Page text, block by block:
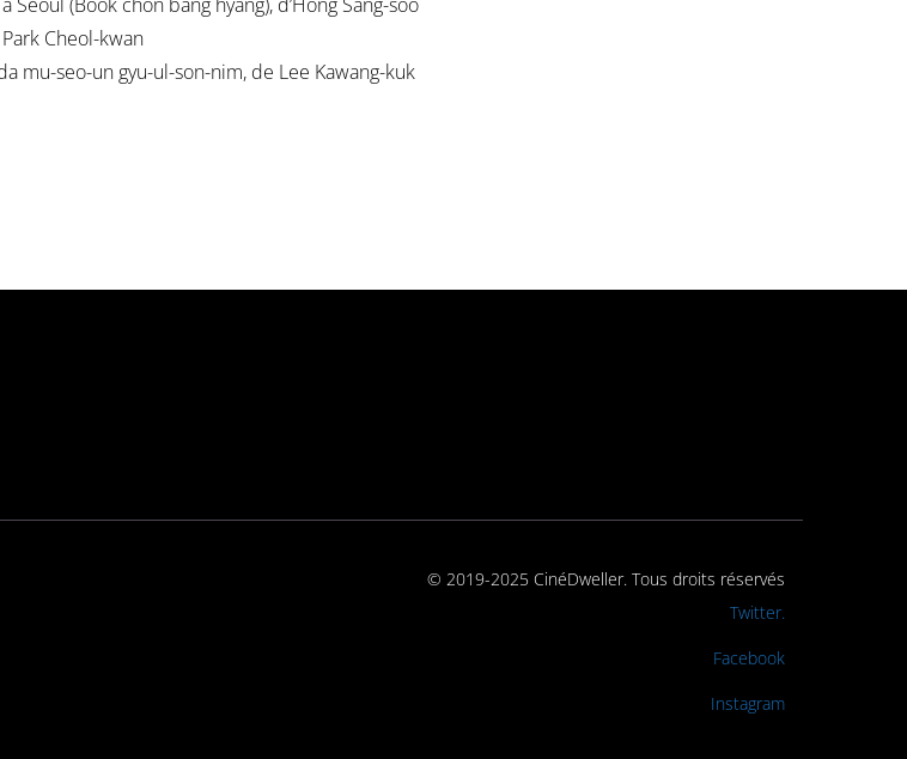
Cheol-kwan
mu-seo-un gyu-ul-son-nim, de Lee Kawang-kuk
© 2019-2025 CinéDweller. Tous droits réservés
Twitter.
Facebook
Instagram